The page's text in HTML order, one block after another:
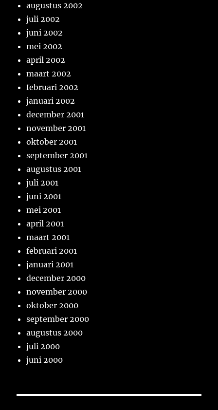
augustus 2002
juli 2002
juni 2002
mei 2002
april 2002
maart 2002
februari 2002
januari 2002
december 2001
november 2001
oktober 2001
september 2001
augustus 2001
juli 2001
juni 2001
mei 2001
april 2001
maart 2001
februari 2001
januari 2001
december 2000
november 2000
oktober 2000
september 2000
augustus 2000
juli 2000
juni 2000